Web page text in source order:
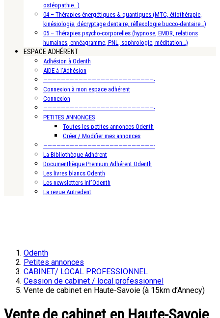
ostéopathie…)
04 – Thérapies énergétiques & quantiques (MTC, étiothérapie,
kinésiologie, décryptage dentaire, réflexologie bucco-dentaire…)
05 – Thérapies psycho-corporelles (hypnose, EMDR, relations
humaines, ennéagramme, PNL, sophrologie, méditation…)
ESPACE ADHÉRENT
Adhésion à Odenth
AIDE à l’Adhésion
—————————————————————————-
Connexion à mon espace adhérent
Connexion
—————————————————————————-
PETITES ANNONCES
Toutes les petites annonces Odenth
Créer / Modifier mes annonces
—————————————————————————-
La Bibliothèque Adhérent
Documenthèque Premium Adhérent Odenth
Les livres blancs Odenth
Les newsletters Inf’Odenth
La revue Autredent
Odenth
Petites annonces
CABINET/ LOCAL PROFESSIONNEL
Cession de cabinet / local professionnel
Vente de cabinet en Haute-Savoie (à 15km d’Annecy)